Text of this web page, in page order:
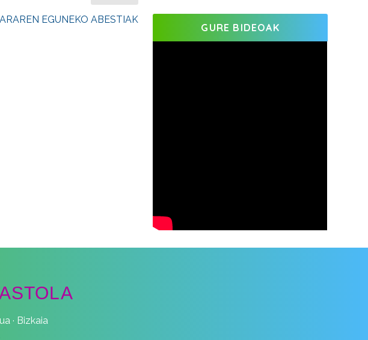
EGUNEKO ABESTIAK
GURE BIDEOAK
· Bizkaia